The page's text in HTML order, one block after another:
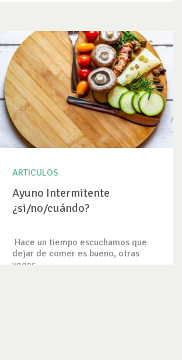
ARTICULOS
Ayuno Intermitente
¿si/no/cuándo?
Hace un tiempo escuchamos que
dejar de comer es bueno, otras
veces...